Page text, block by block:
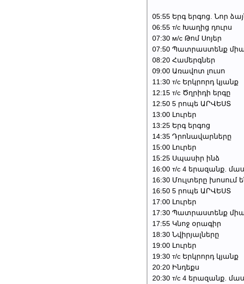
05:55 Երգ երգոց. Նոր
06:55 т/с Խաղից դուրս
07:30 м/с Թոմ Սոյեր
07:50 Պատրաստենք
08:20 Համերգներ
09:00 Առավոտ լուսո
11:30 т/с Երկրորդ կյանք
12:15 т/с Ծղրիդի երգը
12:50 5 րոպե ԱՐՎԵՍՏ
13:00 Լուրեր
13:25 Երգ երգոց
14:35 Դրոնավարները
15:00 Լուրեր
15:25 Սպասիր ինձ
16:00 т/с 4 երազանք.
16:30 Մուլտերը խոսում
16:50 5 րոպե ԱՐՎԵՍՏ
17:00 Լուրեր
17:30 Պատրաստենք
17:55 Կնոջ օրագիր
18:30 Նվիրյալները
19:00 Լուրեր
19:30 т/с Երկրորդ կյանք
20:20 Ինդեքս
20:30 т/с 4 երազանք.